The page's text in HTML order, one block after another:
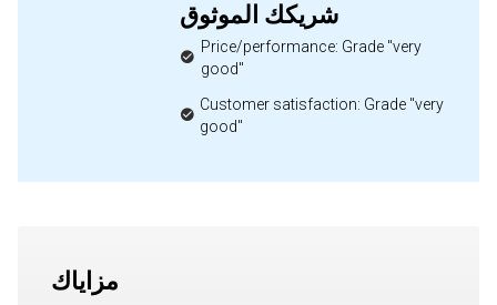
شريكك الموثوق
Price/performance: Grade "very
good"
Customer satisfaction: Grade "very
good"
مزاياك